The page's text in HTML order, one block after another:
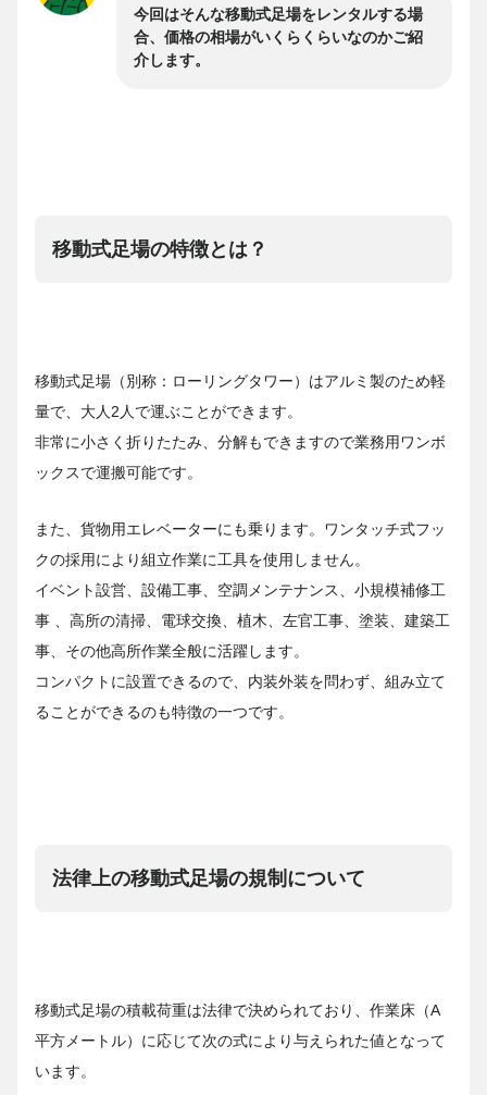
今回はそんな移動式足場をレンタルする場
合、価格の相場がいくらくらいなのかご紹
介します。
移動式足場の特徴とは？
移動式足場（別称：ローリングタワー）はアルミ製のため軽
量で、大人2人で運ぶことができます。
非常に小さく折りたたみ、分解もできますので業務用ワンボ
ックスで運搬可能です。
また、貨物用エレベーターにも乗ります。ワンタッチ式フッ
クの採用により組立作業に工具を使用しません。
イベント設営、設備工事、空調メンテナンス、小規模補修工
事 、高所の清掃、電球交換、植木、左官工事、塗装、建築工
事、その他高所作業全般に活躍します。
コンパクトに設置できるので、内装外装を問わず、組み立て
ることができるのも特徴の一つです。
法律上の移動式足場の規制について
移動式足場の積載荷重は法律で決められており、作業床（A
平方メートル）に応じて次の式により与えられた値となって
います。